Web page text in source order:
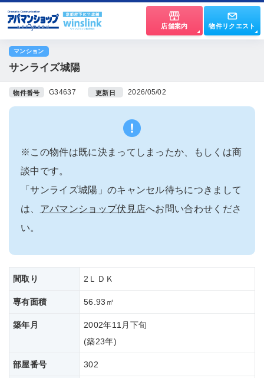
店舗案内 物件リクエスト
マンション
サンライズ城陽
物件番号 G34637 更新日 2026/05/02
※この物件は既に決まってしまったか、もしくは商
談中です。
「サンライズ城陽」のキャンセル待ちにつきまして
は、 アパマンショップ伏見店へお問い合わせくださ
い。
間取り 2ＬＤＫ
専有面積 56.93㎡
築年月
2002年11月下旬
(築23年)
部屋番号 302